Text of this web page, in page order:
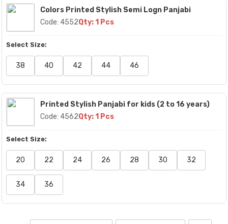
Colors Printed Stylish Semi Logn Panjabi
Code: 4552Qty: 1 Pcs
Select Size:
38 40 42 44 46
Printed Stylish Panjabi for kids (2 to 16 years)
Code: 4562Qty: 1 Pcs
Select Size:
20 22 24 26 28 30 32
34 36